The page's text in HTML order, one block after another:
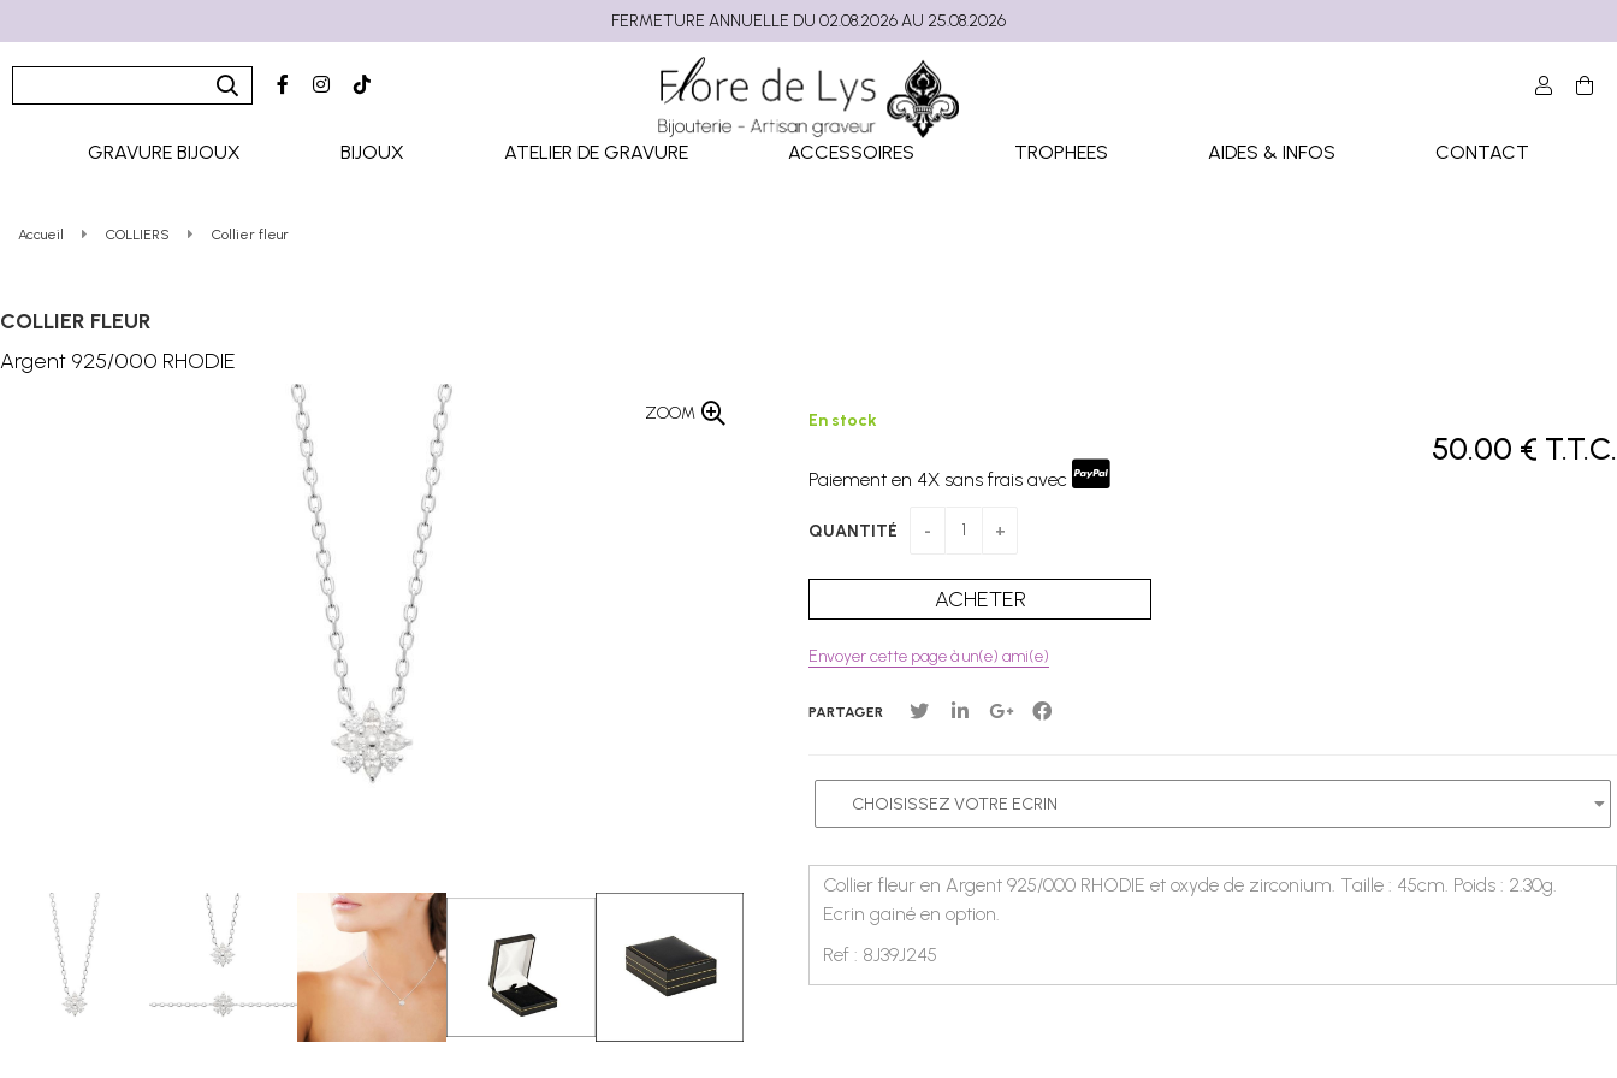
GRAVURE BIJOUX BIJOUX ATELIER DE GRAVURE ACCESSOIRES TROPHEES AIDES & INFOS CONTACT
Accueil COLLIERS Collier fleur
COLLIER FLEUR
Argent 925/000 RHODIE
ZOOM
50.00 € T.T.C.
En stock
Paiement en 4X sans frais avec
QUANTITÉ
Envoyer cette page à un(e) ami(e)
PARTAGER
Collier fleur en Argent 925/000 RHODIE et oxyde de zirconium. Taille : 45cm. Poids : 2.30g.
Ecrin gainé en option.
Ref : 8J39J245
FERMETURE ANNUELLE DU 02.08.2026 AU 25.08.2026